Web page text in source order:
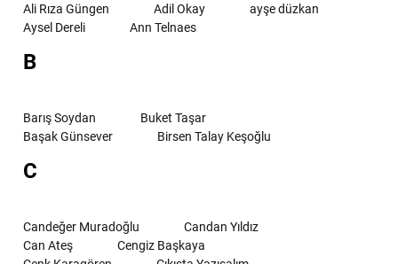
Ali Rıza Güngen
Adil Okay
ayşe düzkan
Aysel Dereli
Ann Telnaes
B
Barış Soydan
Buket Taşar
Başak Günsever
Birsen Talay Keşoğlu
C
Candeğer Muradoğlu
Candan Yıldız
Can Ateş
Cengiz Başkaya